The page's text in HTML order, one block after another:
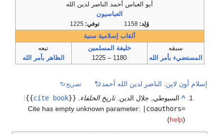
أبو العباس أحمد الناصر لدين الله
العباسيون
وُلِد: 1158 توفي:
ألقاب إسلامية سنية
سبقه
المستضيء بأمر الله
خليفة المسلمين
1180 – 1225
تبعه
الظاهر بأمر الله
إسلام أون لاين: الناصر لدين الله أحمد تصريح
^ السيوطي, جلال الدين.تاريخ الخلفاء.
{{
cite book
}}
:
Cite has empty unknown parameter:
|coauthors=
(help)